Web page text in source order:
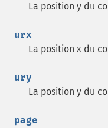
La position y du
urx
La position x du
ury
La position y du
page